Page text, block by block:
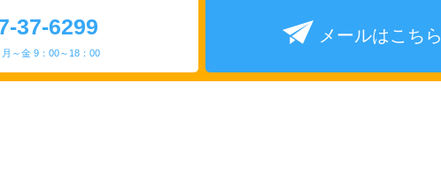
37-6299
～金 9：00～18：00
メールはこちら